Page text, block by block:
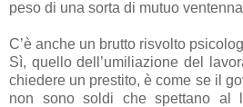
peso di una sorta di mutuo
C’è anche un brutto risvolto
Sì, quello dell’umiliazione del
chiedere un prestito, è come se il
non sono soldi che spettano al